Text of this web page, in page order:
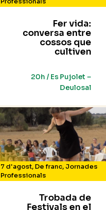
Fer vida:
conversa entre
cossos que
cultiven
20h / Es Pujolet –
Deulosal
7 d'agost, De franc, Jornades
Professionals
Trobada de
Festivals en el